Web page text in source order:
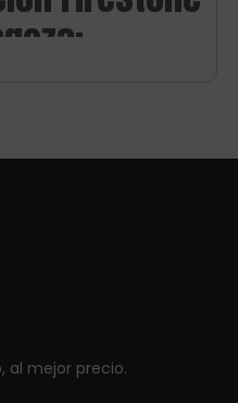
con
de
al mejor precio.